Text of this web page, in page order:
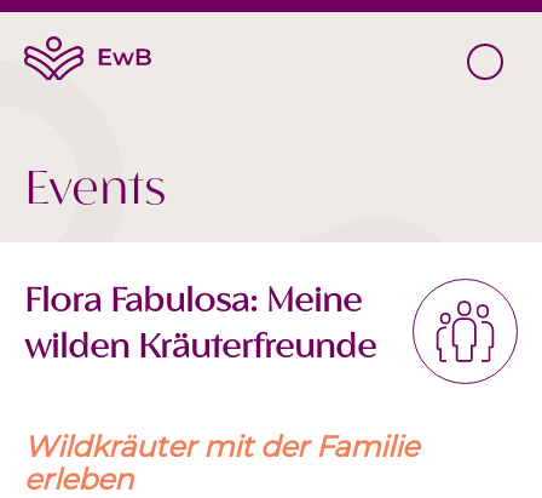
Events
Flora Fabulosa: Meine
wilden Kräuterfreunde
Wildkräuter mit der Familie
erleben